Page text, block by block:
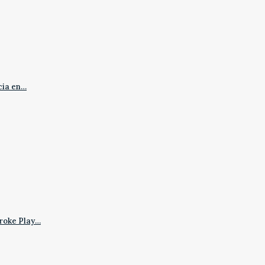
en…
Play…